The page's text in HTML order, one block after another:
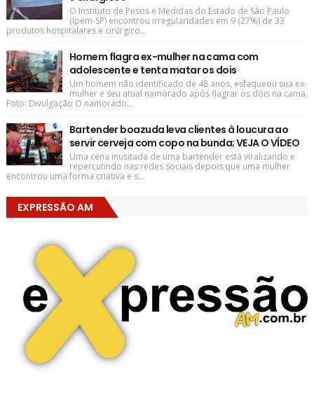
O Instituto de Pesos e Medidas do Estado de São Paulo
(Ipem-SP) encontrou irregularidades em 9 (27%) de 33
produtos hospitalares e cirúrgico...
Homem flagra ex-mulher na cama com
adolescente e tenta matar os dois
Um homem não identificado de 48 anos, esfaqueou sua ex-
mulher e seu atual namorado após flagrar os dois na cama.
Foto: Divulgação O namorado...
Bartender boazuda leva clientes à loucura ao
servir cerveja com copo na bunda; VEJA O VÍDEO
Uma cena inusitada de uma bartender está viralizando e
repercutindo nas redes sociais depois que uma mulher
encontrou uma forma criativa e s...
EXPRESSÃO AM